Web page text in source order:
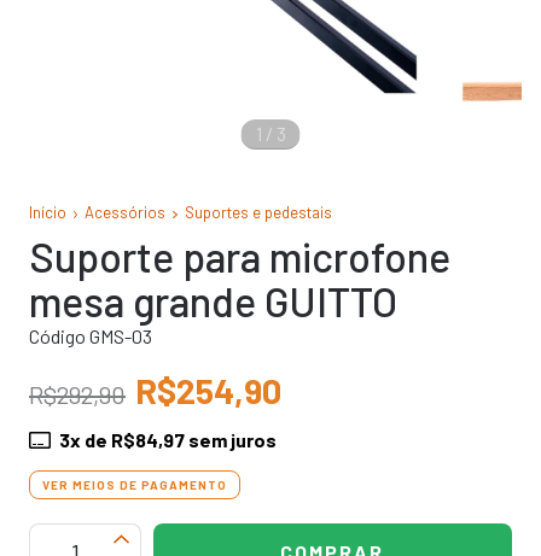
1 / 3
Início Acessórios Suportes e pedestais
Suporte para microfone
mesa grande GUITTO
Código GMS-03
R$292,90 R$254,90
3x de R$84,97 sem juros
VER MEIOS DE PAGAMENTO